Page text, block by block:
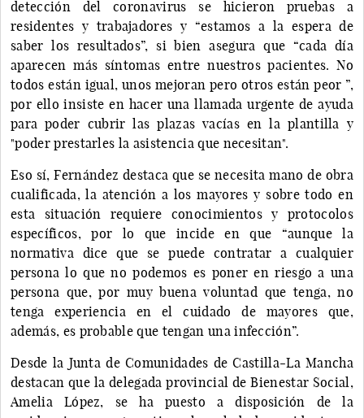
detección del coronavirus se hicieron pruebas a
residentes y trabajadores y “estamos a la espera de
saber los resultados”, si bien asegura que “cada día
aparecen más síntomas entre nuestros pacientes. No
todos están igual, unos mejoran pero otros están peor ”,
por ello insiste en hacer una llamada urgente de ayuda
para poder cubrir las plazas vacías en la plantilla y
"poder prestarles la asistencia que necesitan".
Eso sí, Fernández destaca que se necesita mano de obra
cualificada, la atención a los mayores y sobre todo en
esta situación requiere conocimientos y protocolos
específicos, por lo que incide en que “aunque la
normativa dice que se puede contratar a cualquier
persona lo que no podemos es poner en riesgo a una
persona que, por muy buena voluntad que tenga, no
tenga experiencia en el cuidado de mayores que,
además, es probable que tengan una infección”.
Desde la Junta de Comunidades de Castilla-La Mancha
destacan que la delegada provincial de Bienestar Social,
Amelia López, se ha puesto a disposición de la